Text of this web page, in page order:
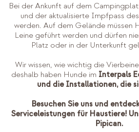
Bei der Ankunft auf dem
und der aktualisierte Impfpass
werden. Auf dem Gelände müssen
Leine geführt werden und dürfen
Platz oder in der Unterkunft
Wir wissen, wie wichtig die
deshalb haben Hunde im Interpals
und die Installationen, die
Besuchen Sie uns und
Serviceleistungen für Haustiere!
Pipican.